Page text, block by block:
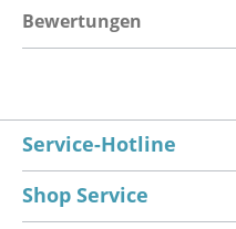
Bewertungen
Service-Hotline
Shop Service